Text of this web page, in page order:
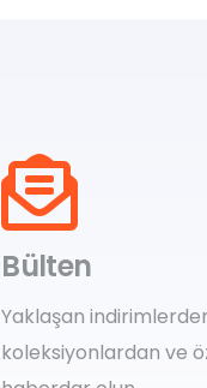
Bülten
Yaklaşan
koleksiyonlardan ve